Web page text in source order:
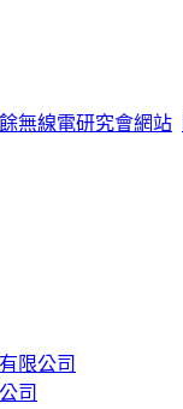
無線電研究會網站